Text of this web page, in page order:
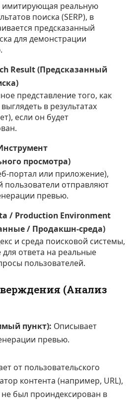
имитирующая реальную
поиска (SERP), в
предсказанный
для демонстрации
Result (Предсказанный
представление того, как
в результатах
если он будет
просмотра)
портал или приложение),
пользователи отправляют
превью.
/ Production Environment
/ Продакшн-среда)
и среда поисковой системы,
ответа на реальные
пользователей.
(Анализ
пункт): Описывает
превью.
от пользовательского
контента (например, URL),
был проиндексирован в